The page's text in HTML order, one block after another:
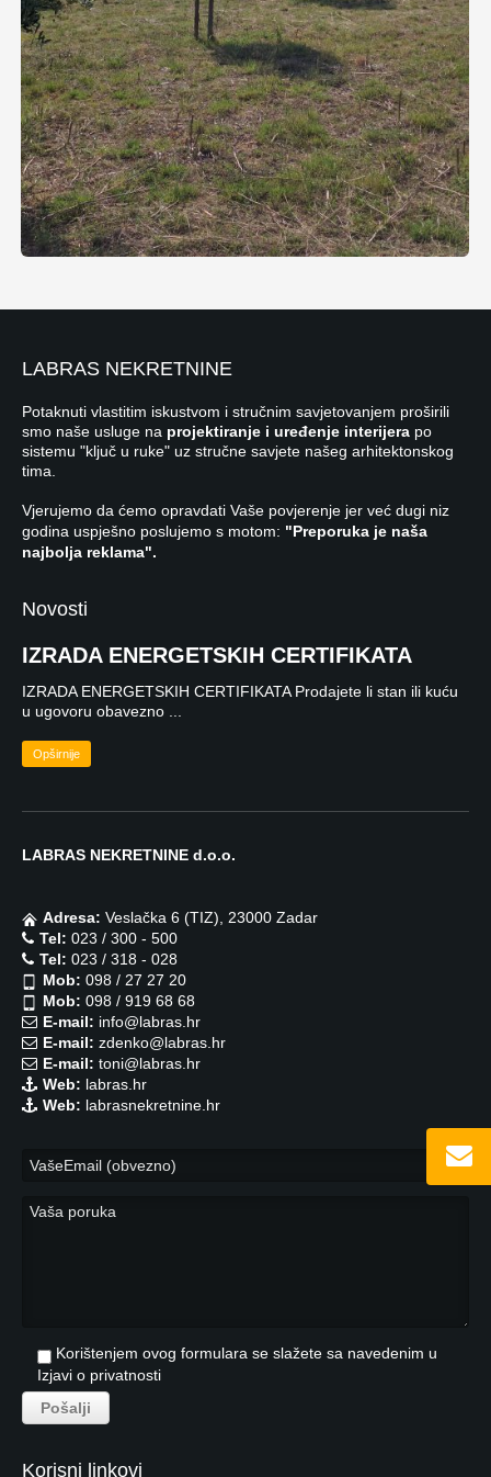
LABRAS NEKRETNINE
Potaknuti vlastitim iskustvom i stručnim savjetovanjem proširili
smo naše usluge na projektiranje i uređenje interijera po
sistemu "ključ u ruke" uz stručne savjete našeg arhitektonskog
tima.
Vjerujemo da ćemo opravdati Vaše povjerenje jer već dugi niz
godina uspješno poslujemo s motom: "Preporuka je naša
najbolja reklama".
Novosti
IZRADA ENERGETSKIH CERTIFIKATA
IZRADA ENERGETSKIH CERTIFIKATA Prodajete li stan ili kuću
u ugovoru obavezno ...
Opširnije
LABRAS NEKRETNINE d.o.o.
Adresa: Veslačka 6 (TIZ), 23000 Zadar
Tel: 023 / 300 - 500
Tel: 023 / 318 - 028
Mob: 098 / 27 27 20
Mob: 098 / 919 68 68
E-mail: info@labras.hr
E-mail: zdenko@labras.hr
E-mail: toni@labras.hr
Web: labras.hr
Web: labrasnekretnine.hr
Korištenjem ovog formulara se slažete sa navedenim u
Izjavi o privatnosti
Korisni linkovi